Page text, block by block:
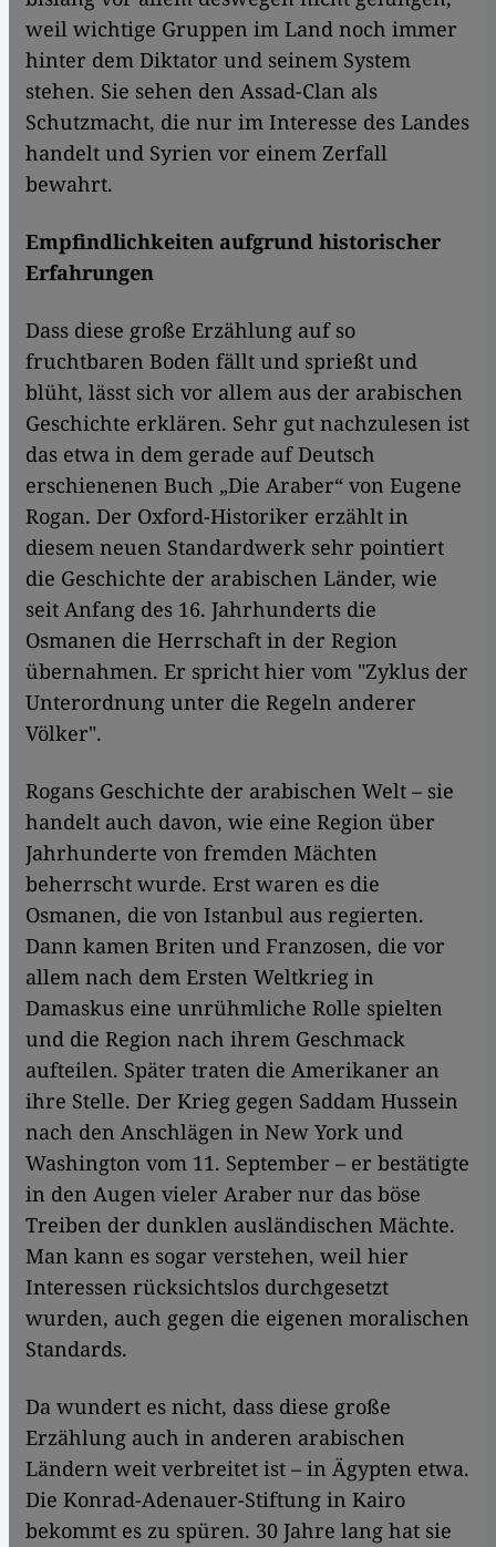
weil wichtige Gruppen im Land noch immer
hinter dem Diktator und seinem System
stehen. Sie sehen den Assad-Clan als
Schutzmacht, die nur im Interesse des Landes
handelt und Syrien vor einem Zerfall
bewahrt.
Empfindlichkeiten aufgrund historischer
Erfahrungen
Dass diese große Erzählung auf so
fruchtbaren Boden fällt und sprießt und
blüht, lässt sich vor allem aus der arabischen
Geschichte erklären. Sehr gut nachzulesen ist
das etwa in dem gerade auf Deutsch
erschienenen Buch „Die Araber“ von Eugene
Rogan. Der Oxford-Historiker erzählt in
diesem neuen Standardwerk sehr pointiert
die Geschichte der arabischen Länder, wie
seit Anfang des 16. Jahrhunderts die
Osmanen die Herrschaft in der Region
übernahmen. Er spricht hier vom "Zyklus der
Unterordnung unter die Regeln anderer
Völker".
​​Rogans Geschichte der arabischen Welt – sie
handelt auch davon, wie eine Region über
Jahrhunderte von fremden Mächten
beherrscht wurde. Erst waren es die
Osmanen, die von Istanbul aus regierten.
Dann kamen Briten und Franzosen, die vor
allem nach dem Ersten Weltkrieg in
Damaskus eine unrühmliche Rolle spielten
und die Region nach ihrem Geschmack
aufteilen. Später traten die Amerikaner an
ihre Stelle. Der Krieg gegen Saddam Hussein
nach den Anschlägen in New York und
Washington vom 11. September – er bestätigte
in den Augen vieler Araber nur das böse
Treiben der dunklen ausländischen Mächte.
Man kann es sogar verstehen, weil hier
Interessen rücksichtslos durchgesetzt
wurden, auch gegen die eigenen moralischen
Standards.
Da wundert es nicht, dass diese große
Erzählung auch in anderen arabischen
Ländern weit verbreitet ist – in Ägypten etwa.
Die Konrad-Adenauer-Stiftung in Kairo
bekommt es zu spüren. 30 Jahre lang hat sie